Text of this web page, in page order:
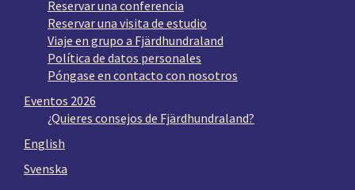
Reservar una conferencia
Reservar una visita de estudio
Viaje en grupo a Fjärdhundraland
Política de datos personales
Póngase en contacto con nosotros
Eventos 2026
¿Quieres consejos de Fjärdhundraland?
English
Svenska